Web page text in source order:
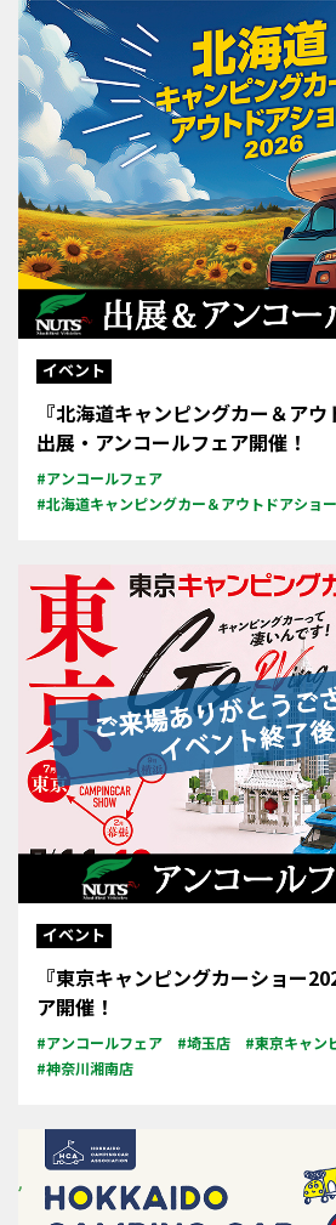
イベント
『北海道キャンピングカー＆アウ
出展・アンコールフェア開催！
#アンコールフェア
#北海道キャンピングカー＆アウトドアショ
イベント
『東京キャンピングカーショー
ア開催！
#アンコールフェア #埼玉店
#東京キャン
#神奈川湘南店